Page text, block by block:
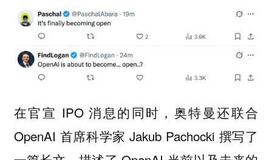
在官宣 IPO 消息的同时，奥特曼还联合
OpenAI 首席科学家 Jakub Pachocki 撰写了